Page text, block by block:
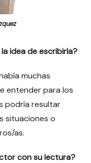
idea de escribirla?
muchas
entender para los
podría resultar
situaciones o
as.
con su lectura?